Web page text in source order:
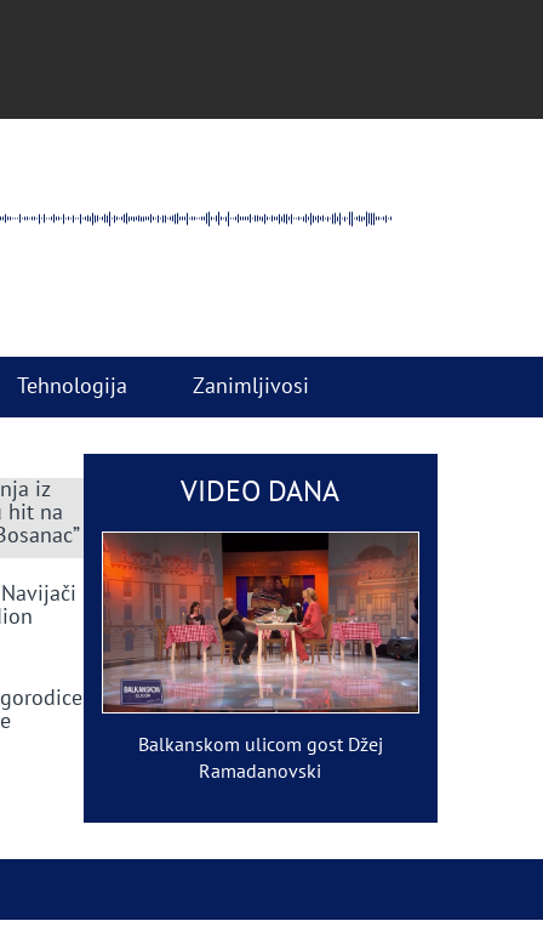
Tehnologija Zanimljivosi
iz
hit na
VIDEO DANA
Balkanskom ulicom gost Džej
Ramadanovski